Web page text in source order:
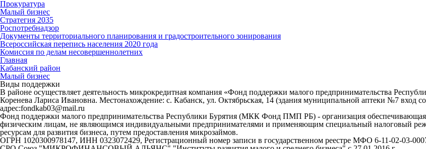
Прокуратура
Малый бизнес
Стратегия 2035
Роспотребнадзор
Документы территориального планирования и градостроительного зонирования
Всероссийская перепись населения 2020 года
Комиссия по делам несовершеннолетних
Главная
Кабанский район
Малый бизнес
Виды поддержки
В районе осуществляет деятельность микрокредитная компания «Фонд поддержки малого предпринимательства
Коренева Лариса Ивановна. Местонахождение: с. Кабанск, ул. Октябрьская, 14 (здания муниципальной аптеки №7 вход
адрес:fondkab03@mail.ru
Фонд поддержки малого предпринимательства Республики Бурятия (МКК Фонд ПМП РБ) - организация
физическим лицам, не являющимся индивидуальными предпринимателями и применяющим специальный налоговый
ресурсам для развития бизнеса, путем предоставления микрозаймов.
ОГРН 1020300978147, ИНН 0323072429, Регистрационный номер записи в государственном реестре МФО 6-11-02-03-